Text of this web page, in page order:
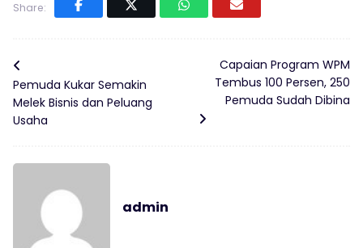
Share:
Pemuda Kukar Semakin
Melek Bisnis dan Peluang
Usaha
Capaian Program WPM
Tembus 100 Persen, 250
Pemuda Sudah Dibina
admin